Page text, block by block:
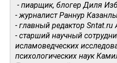
- пиарщик, блогер Диля
- журналист Раннур
- главный редактор
- старший научный
исламоведческих
психологических наук